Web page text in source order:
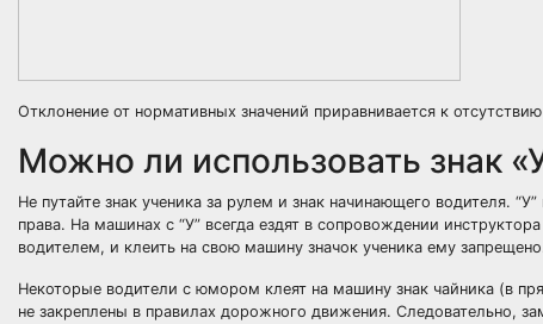
Отклонение от нормативных значений приравнивается к
Можно ли использовать знак
Не путайте знак ученика за рулем и знак начинающего водителя.
права. На машинах с “У” всегда ездят в сопровождении
водителем, и клеить на свою машину значок ученика ему
Некоторые водители с юмором клеят на машину знак чайника (в
не закреплены в правилах дорожного движения. Следовательно,